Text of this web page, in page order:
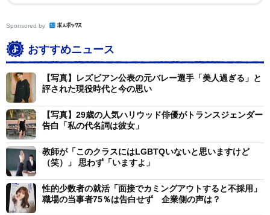
せた。そのことがありがたく、カミングアウトして良か
ったと感じました」（多和田）
また、都市部と地方でのＬＧＢＴQに対する意識の違
いについても指摘があった。
直川氏は「私は和歌山県出身で、現在も地方（福島
県）のテレビ局に勤めているので、大都市部と地方の意
識の違いを感じます。佐藤さん、大阪ではどうですか」
と話を振ると、佐藤氏は「私も同じ和歌山県出身です
が、小中高と誰にも（レズビアンであることを）言えな
かったです。大学進学で大阪に出てきて、やっと言えた
Sponsored by
おすすめニュース
【写真】レズビアン公表の元バレー選手「美人過ぎる」と
評された現役時代と今の思い
【写真】29歳の人気ハリウッド俳優がトランスジェンダー
告白「私の代名詞は彼女」
教師が「このクラスにはLGBTQいないと思いますけど
（笑）」 思わず「いますよ」
性的少数者の就活「面接でカミングアウトすると不採用」
職場の当事者75％は告白せず 企業側の声は？